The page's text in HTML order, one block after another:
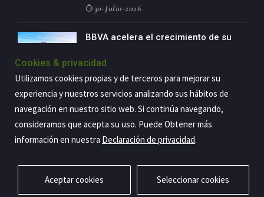
30-Julio-2026
BBVA acelera el crecimiento de su
de especialización presente en siete
países
29-Julio-2026
Copyright@2026 Estrategia Empresarial
Cookies & privacidad
Utilizamos cookies propias y de terceros para mejorar su
experiencia y nuestros servicios analizando sus hábitos de
navegación en nuestro sitio web. Si continúa navegando,
consideramos que acepta su uso. Puede Obtener más
información en nuestra Declaración de privacidad.
Aceptar cookies Seleccionar cookies